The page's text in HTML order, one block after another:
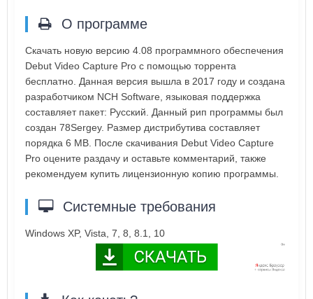
О программе
Скачать новую версию 4.08 программного обеспечения
Debut Video Capture Pro с помощью торрента
бесплатно. Данная версия вышла в 2017 году и создана
разработчиком NCH Software, языковая поддержка
составляет пакет: Русский. Данный рип программы был
создан 78Sergey. Размер дистрибутива составляет
порядка 6 MB. После скачивания Debut Video Capture
Pro оцените раздачу и оставьте комментарий, также
рекомендуем купить лицензионную копию программы.
Системные требования
Windows XP, Vista, 7, 8, 8.1, 10